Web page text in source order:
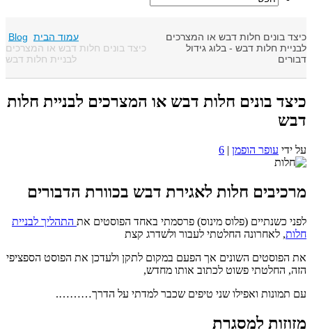
בונים חלות דבש או המצרכים
חלות דבש - בלוג גידול
עמוד הבית Blog
כיצד בונים חלות דבש או המצרכים
לבניית חלות דבש
בונים חלות דבש או המצרכים לבניית חלות
ידיעופר הופמן|
6
חלות לאגירת דבש בכוורת הדבורים
כשנתיים (פלוס מינוס) פרסמתי באחד הפוסטים אתהתהליך לבניית
, לאחרונה החלטתי לעבור ולשדרג קצת
הפוסטים השונים אך הפעם במקום לתקן ולעדכן את הפוסט הספציפי
החלטתי פשוט לכתוב אותו מחדש,
תמונות ואפילו שני טיפים שכבר למדתי על הדרך……….
למסגרת